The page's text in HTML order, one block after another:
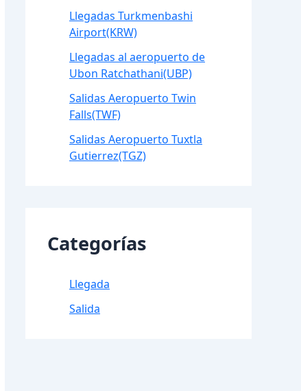
Llegadas Turkmenbashi
Airport(KRW)
Llegadas al aeropuerto de
Ubon Ratchathani(UBP)
Salidas Aeropuerto Twin
Falls(TWF)
Salidas Aeropuerto Tuxtla
Gutierrez(TGZ)
Categorías
Llegada
Salida